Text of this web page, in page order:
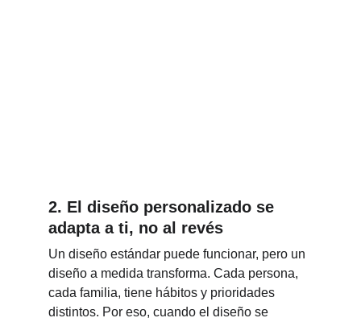
2. El diseño personalizado se
adapta a ti, no al revés
Un diseño estándar puede funcionar, pero un
diseño a medida transforma. Cada persona,
cada familia, tiene hábitos y prioridades
distintos. Por eso, cuando el diseño se